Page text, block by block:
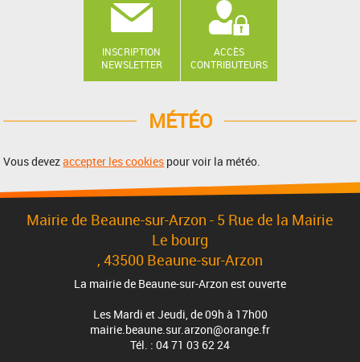
INSCRIPTION
NEWSLETTER
ACCÈS
CONTRIBUTEURS
MÉTÉO
Vous devezaccepter les cookies pour voir la météo.
Mairie de Beaune-sur-Arzon - 5 Rue de la Mairie
Le bourg
, 43500 Beaune-sur-Arzon
La mairie de Beaune-sur-Arzon est ouverte
Les Mardi et Jeudi, de 09h à 17h00
mairie.beaune.sur.arzon@orange.fr
Tél. : 04 71 03 62 24